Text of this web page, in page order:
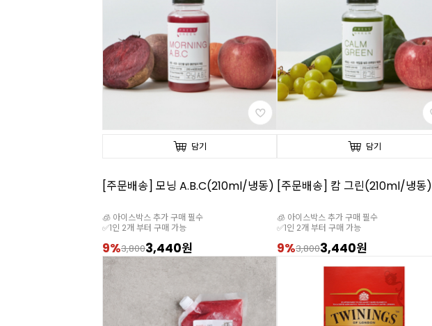
담기
[주문배송] 모닝 A.B.C(210ml/냉동)
🧊 아이스박스 추가 구매 필수
✅1인 2개 부터 구매 가능
9%3,8003,440원
담기
[주문배송] 캄 그린(210ml/냉동)
🧊 아이스박스 추가 구매 필수
✅1인 2개 부터 구매 가능
9%3,8003,440원